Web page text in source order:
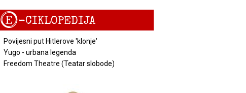
E-CIKLOPEDIJA
Povijesni put Hitlerove 'klonje'
Yugo - urbana legenda
Freedom Theatre (Teatar slobode)